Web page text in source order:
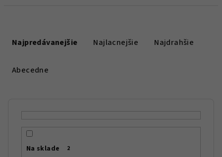
Najpredávanejšie Najlacnejšie Najdrahšie
Abecedne
Na sklade 2